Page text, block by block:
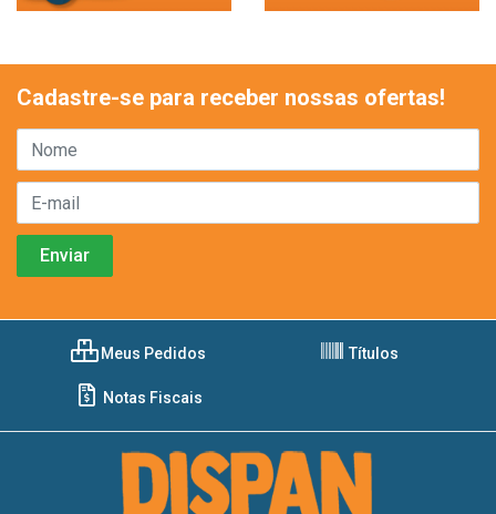
Cadastre-se para receber nossas ofertas!
Meus Pedidos Títulos
Notas Fiscais